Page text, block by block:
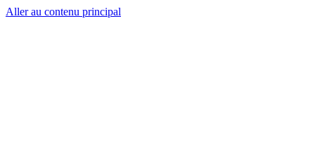
Aller au contenu principal